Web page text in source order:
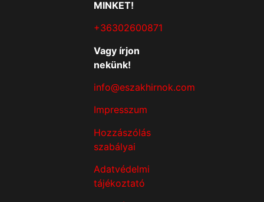
MINKET!
+36302600871
Vagy írjon
nekünk!
info@eszakhirnok.com
Impresszum
Hozzászólás
szabályai
Adatvédelmi
tájékoztató